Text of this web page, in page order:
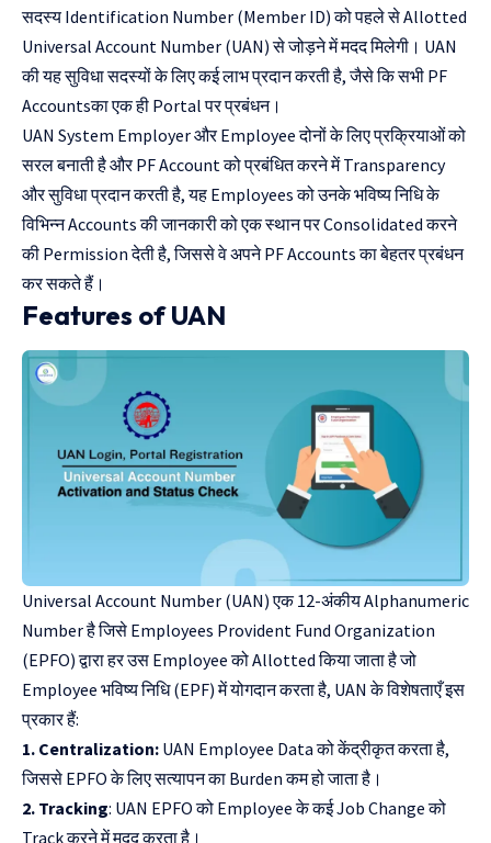
सदस्य Identification Number (Member ID) को पहले से Allotted
Universal Account Number (UAN) से जोड़ने में मदद मिलेगी। UAN
की यह सुविधा सदस्यों के लिए कई लाभ प्रदान करती है, जैसे कि सभी PF
Accountsका एक ही Portal पर प्रबंधन।
UAN System Employer और Employee दोनों के लिए प्रक्रियाओं को
सरल बनाती है और PF Account को प्रबंधित करने में Transparency
और सुविधा प्रदान करती है, यह Employees को उनके भविष्य निधि के
विभिन्न Accounts की जानकारी को एक स्थान पर Consolidated करने
की Permission देती है, जिससे वे अपने PF Accounts का बेहतर प्रबंधन
कर सकते हैं।
Features of UAN
Universal Account Number (UAN) एक 12-अंकीय Alphanumeric
Number है जिसे Employees Provident Fund Organization
(EPFO) द्वारा हर उस Employee को Allotted किया जाता है जो
Employee भविष्य निधि (EPF) में योगदान करता है, UAN के विशेषताएँ इस
प्रकार हैं:
1. Centralization: UAN Employee Data को केंद्रीकृत करता है,
जिससे EPFO के लिए सत्यापन का Burden कम हो जाता है।
2. Tracking: UAN EPFO को Employee के कई Job Change को
Track करने में मदद करता है।